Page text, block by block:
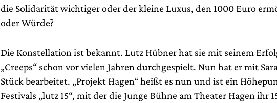
die Solidarität wichtiger oder der kleine Luxus, den 1000 Euro
oder Würde?
Die Konstellation ist bekannt. Lutz Hübner hat sie mit seinem
„Creeps“ schon vor vielen Jahren durchgespielt. Nun hat er mit
Stück bearbeitet. „Projekt Hagen“ heißt es nun und ist ein
Festivals „lutz 15“, mit der die Junge Bühne am Theater Hagen ihr